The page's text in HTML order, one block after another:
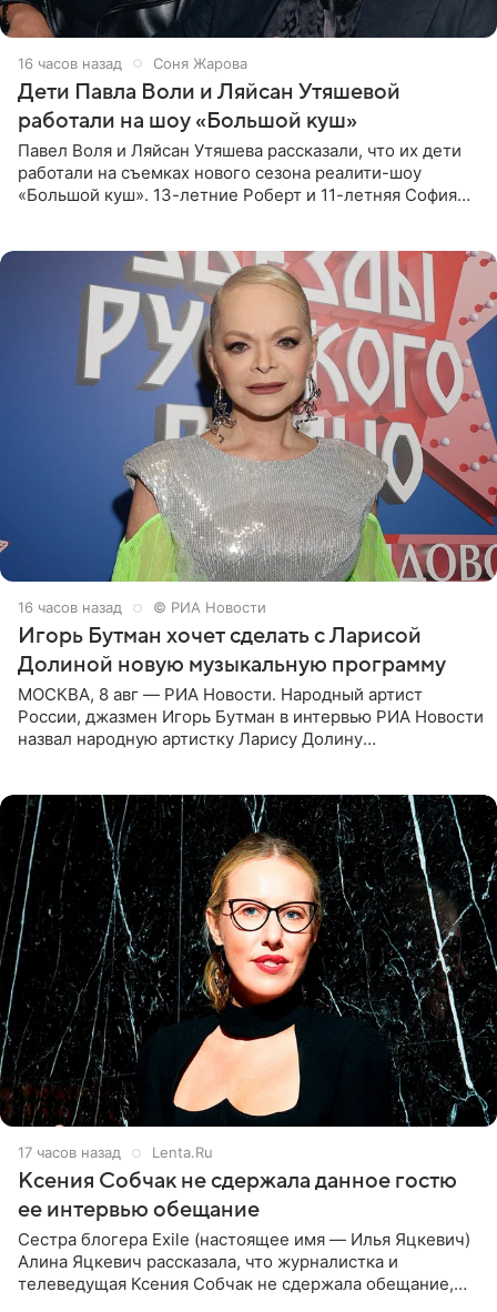
16 часов назад Соня Жарова
Дети Павла Воли и Ляйсан Утяшевой
работали на шоу «Большой куш»
Павел Воля и Ляйсан Утяшева рассказали, что их дети
работали на съемках нового сезона реалити-шоу
«Большой куш». 13-летние Роберт и 11-летняя София
16 часов назад © РИА Новости
Игорь Бутман хочет сделать с Ларисой
Долиной новую музыкальную программу
МОСКВА, 8 авг — РИА Новости. Народный артист
России, джазмен Игорь Бутман в интервью РИА Новости
назвал народную артистку Ларису Долину
17 часов назад Lenta.Ru
Ксения Собчак не сдержала данное гостю
ее интервью обещание
Сестра блогера Exile (настоящее имя — Илья Яцкевич)
Алина Яцкевич рассказала, что журналистка и
телеведущая Ксения Собчак не сдержала обещание,